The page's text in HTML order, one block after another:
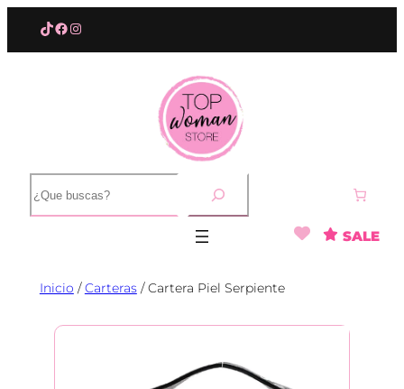
contenido
TikTok
Facebook
Instagram
u
s
SALE
Inicio /Carteras/ Cartera Piel Serpiente